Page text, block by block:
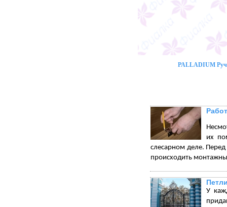
PALLADIUM
их
слесарном деле. Перед
происходить
У